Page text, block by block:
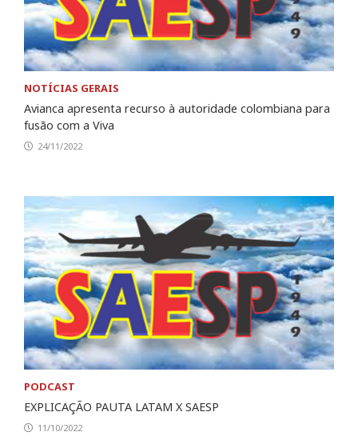
NOTÍCIAS GERAIS
Avianca apresenta recurso à autoridade colombiana para
fusão com a Viva
24/11/2022
PODCAST
EXPLICAÇÃO PAUTA LATAM X SAESP
11/10/2022